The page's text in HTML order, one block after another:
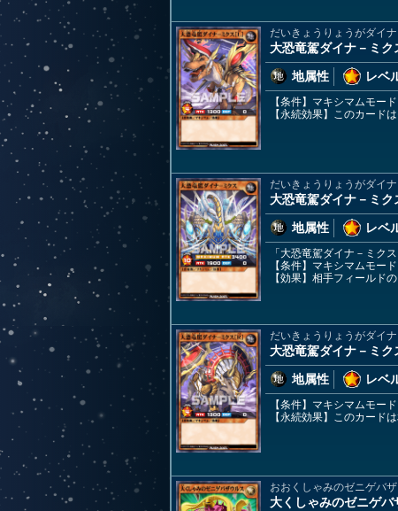
だいきょうりょうがダイナ
大恐竜駕ダイナ－ミク
地属性
レベ
【条件】マキシマムモード
【永続効果】このカード
だいきょうりょうがダイ
大恐竜駕ダイナ－ミク
地属性
レベ
「大恐竜駕ダイナ－ミク
【条件】マキシマムモー
【効果】相手フィールド
だいきょうりょうがダイナ
大恐竜駕ダイナ－ミク
地属性
レベ
【条件】マキシマムモード
【永続効果】このカード
おおくしゃみのゼニゲバ
大くしゃみのゼニゲバ